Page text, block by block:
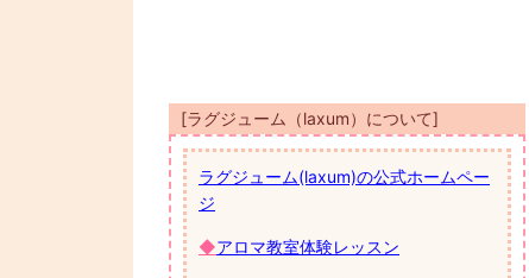
[ラグジューム（laxum）について]
ラグジューム(laxum)の公式ホームペー
ジ
◆アロマ教室体験レッスン